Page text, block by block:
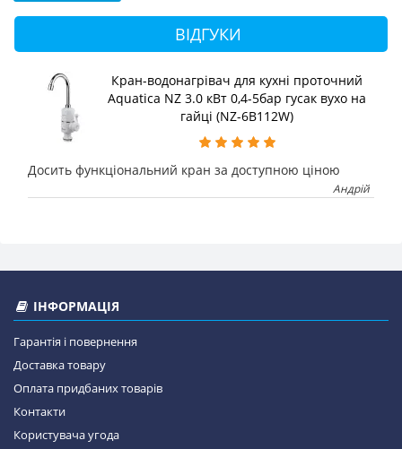
ВІДГУКИ
Кран-водонагрівач для кухні проточний
Aquatica NZ 3.0 кВт 0,4-5бар гусак вухо на
гайці (NZ-6B112W)
Досить функціональний кран за доступною ціною
Андрій
ІНФОРМАЦІЯ
Гарантія і повернення
Доставка товару
Оплата придбаних товарів
Контакти
Користувача угода